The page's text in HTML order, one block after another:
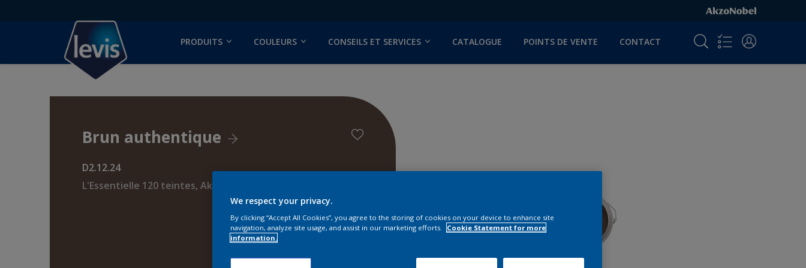
PRODUITS COULEURS CONSEILS ET SERVICES CATALOGUE POINTS DE VENTE CONTACT
Brun authentique
D2.12.24
L'Essentielle 120 teintes, AkzoNobel Color Studio
We respect your privacy.
By clicking “Accept All Cookies”, you agree to the storing of cookies on your device to enhance site
navigation, analyze site usage, and assist in our marketing efforts.
Cookie Statement for more
information.